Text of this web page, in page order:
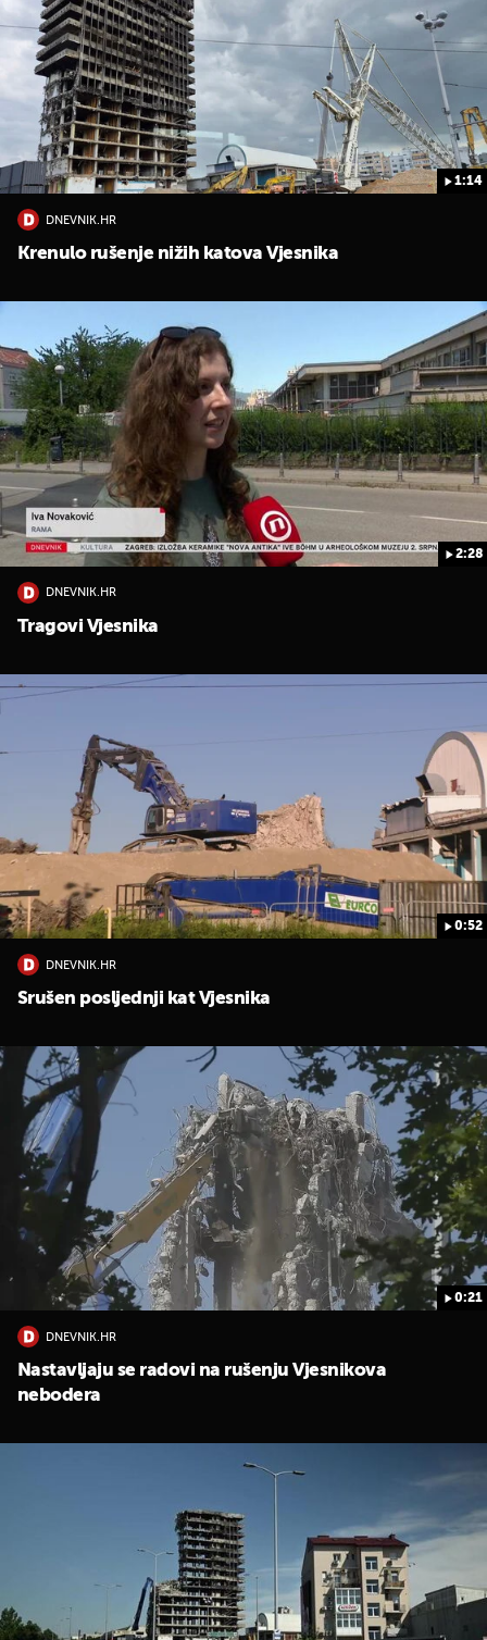
1:14
DNEVNIK.HR
Krenulo rušenje nižih katova Vjesnika
2:28
DNEVNIK.HR
Tragovi Vjesnika
0:52
DNEVNIK.HR
Srušen posljednji kat Vjesnika
0:21
DNEVNIK.HR
Nastavljaju se radovi na rušenju Vjesnikova
nebodera